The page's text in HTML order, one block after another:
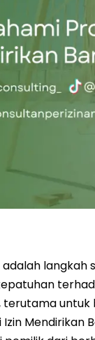
terutama
Izin Mendirikan